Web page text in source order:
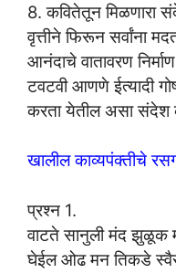
8. कवितेतून मिळणारा
वृत्तीने फिरून सर्वांना
आनंदाचे वातावरण
टवटवी आणणे ईत्यादी
करता येतील असा संदेश
खालील काव्यपंक्तीचे
प्रश्न 1.
वाटते सानुली मंद झुळूक
घेईल ओढ मन तिकडे